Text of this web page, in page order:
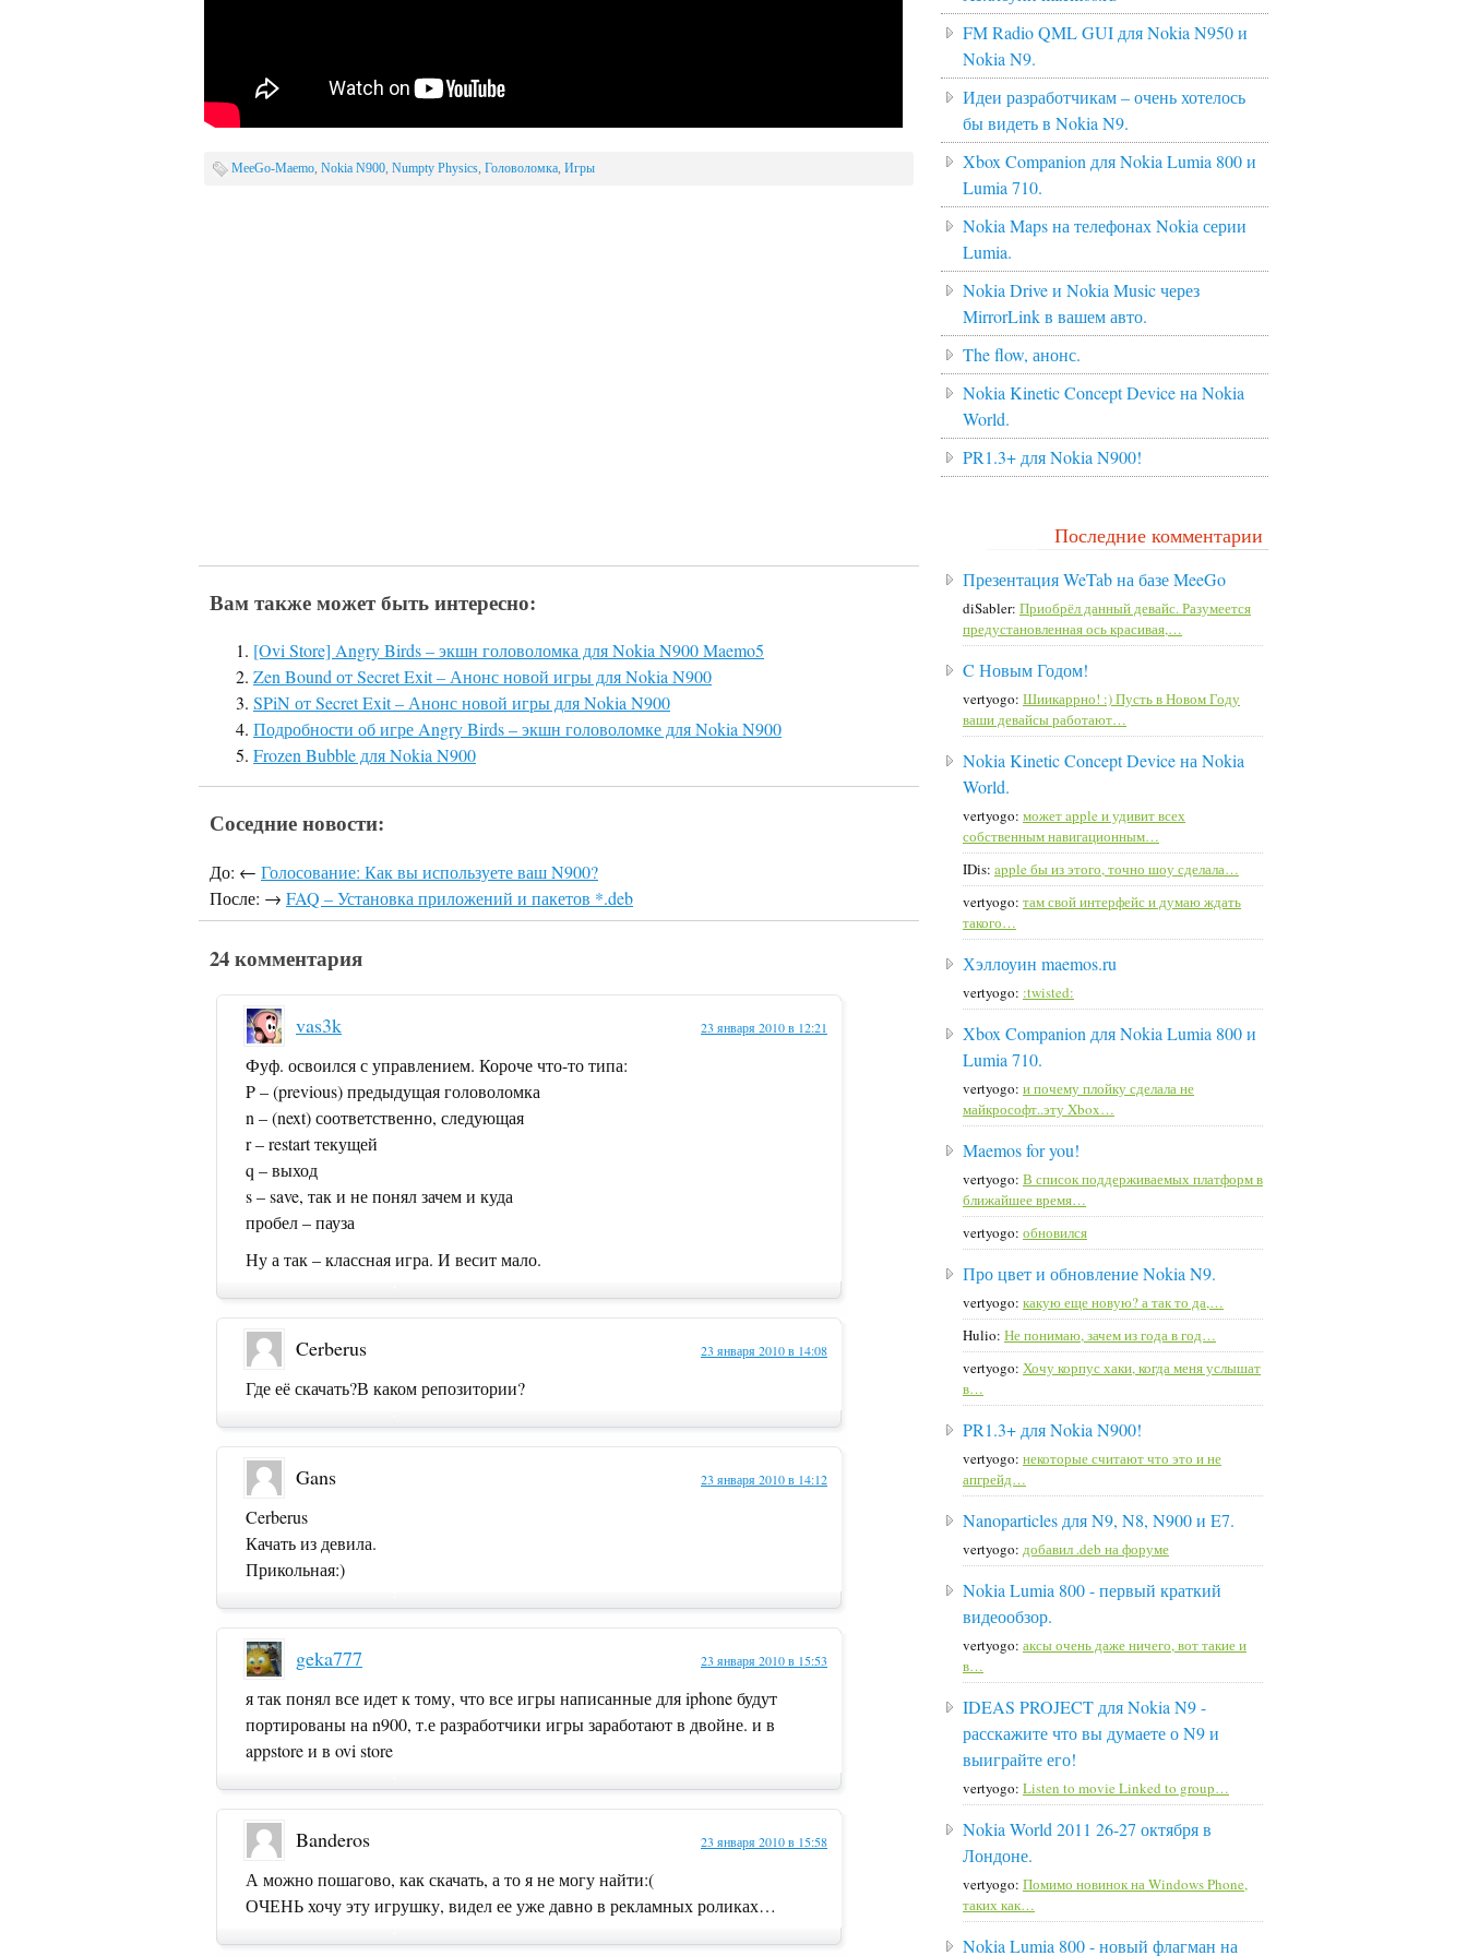
MeeGo-Maemo, Nokia N900, Numpty Physics, Головоломка, Игры
Вам также может быть интересно:
[Ovi Store] Angry Birds – экшн головоломка для Nokia N900 Maemo5
Zen Bound от Secret Exit – Анонс новой игры для Nokia N900
SPiN от Secret Exit – Анонс новой игры для Nokia N900
Подробности об игре Angry Birds – экшн головоломке для Nokia N900
Frozen Bubble для Nokia N900
Соседние новости:
До: ← Голосование: Как вы используете ваш N900?
После: → FAQ – Установка приложений и пакетов *.deb
24 комментария
vas3k 23 января 2010 в 12:21
Фуф. освоился с управлением. Короче что-то типа:
P – (previous) предыдущая головоломка
n – (next) соответственно, следующая
r – restart текущей
q – выход
s – save, так и не понял зачем и куда
пробел – пауза
Ну а так – классная игра. И весит мало.
Cerberus 23 января 2010 в 14:08
Где её скачать?В каком репозитории?
Gans 23 января 2010 в 14:12
Cerberus
Качать из девила.
Прикольная:)
geka777 23 января 2010 в 15:53
я так понял все идет к тому, что все игры написанные для iphone будут
портированы на n900, т.е разработчики игры заработают в двойне. и в
appstore и в ovi store
Banderos 23 января 2010 в 15:58
А можно пошагово, как скачать, а то я не могу найти:(
ОЧЕНЬ хочу эту игрушку, видел ее уже давно в рекламных роликах…
FM Radio QML GUI для Nokia N950 и
Nokia N9.
Идеи разработчикам – очень хотелось
бы видеть в Nokia N9.
Xbox Companion для Nokia Lumia 800 и
Lumia 710.
Nokia Maps на телефонах Nokia серии
Lumia.
Nokia Drive и Nokia Music через
MirrorLink в вашем авто.
The flow, анонс.
Nokia Kinetic Concept Device на Nokia
World.
PR1.3+ для Nokia N900!
Последние комментарии
Презентация WeTab на базе MeeGo
diSabler: Приобрёл данный девайс. Разумеется
предустановленная ось красивая,…
C Новым Годом!
vertyogo: Шиикаррно! :) Пусть в Новом Году
ваши девайсы работают…
Nokia Kinetic Concept Device на Nokia
World.
vertyogo: может apple и удивит всех
собственным навигационным…
IDis: apple бы из этого, точно шоу сделала…
vertyogo: там свой интерфейс и думаю ждать
такого…
Хэллоуин maemos.ru
vertyogo: :twisted:
Xbox Companion для Nokia Lumia 800 и
Lumia 710.
vertyogo: и почему плойку сделала не
майкрософт..эту Xbox…
Maemos for you!
vertyogo: В список поддерживаемых платформ в
ближайшее время…
vertyogo: обновился
Про цвет и обновление Nokia N9.
vertyogo: какую еще новую? а так то да,…
Hulio: Не понимаю, зачем из года в год…
vertyogo: Хочу корпус хаки, когда меня услышат
в…
PR1.3+ для Nokia N900!
vertyogo: некоторые считают что это и не
апгрейд…
Nanoparticles для N9, N8, N900 и E7.
vertyogo: добавил .deb на форуме
Nokia Lumia 800 - первый краткий
видеообзор.
vertyogo: аксы очень даже ничего, вот такие и
в…
IDEAS PROJECT для Nokia N9 -
расскажите что вы думаете о N9 и
выиграйте его!
vertyogo: Listen to movie Linked to group…
Nokia World 2011 26-27 октября в
Лондоне.
vertyogo: Помимо новинок на Windows Phone,
таких как…
Nokia Lumia 800 - новый флагман на